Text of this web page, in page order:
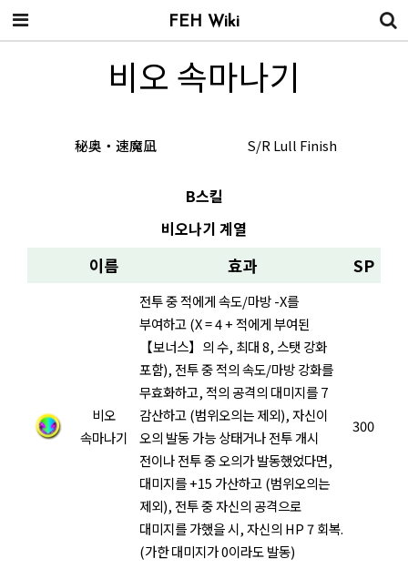
비오 속마나기
秘奥・速魔凪 S/R Lull Finish
B스킬
비오나기 계열
이름 효과 SP
비오
속마나기
전투 중 적에게 속도/마방 -X를
부여하고 (X = 4 + 적에게 부여된
【보너스】의 수, 최대 8, 스탯 강화
포함), 전투 중 적의 속도/마방 강화를
무효화하고, 적의 공격의 대미지를 7
감산하고 (범위오의는 제외), 자신이
오의 발동 가능 상태거나 전투 개시
전이나 전투 중 오의가 발동했었다면,
대미지를 +15 가산하고 (범위오의는
제외), 전투 중 자신의 공격으로
대미지를 가했을 시, 자신의 HP 7 회복.
(가한 대미지가 0이라도 발동)
300
FEH Wiki